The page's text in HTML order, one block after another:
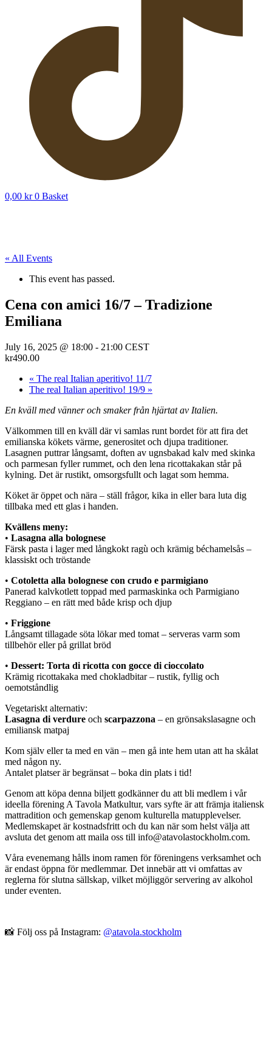
0,00 kr 0 Basket
« All Events
This event has passed.
Cena con amici 16/7 – Tradizione
Emiliana
July 16, 2025 @ 18:00 - 21:00 CEST
kr490.00
« The real Italian aperitivo! 11/7
The real Italian aperitivo! 19/9 »
En kväll med vänner och smaker från hjärtat av Italien.
Välkommen till en kväll där vi samlas runt bordet för att fira det
emilianska kökets värme, generositet och djupa traditioner.
Lasagnen puttrar långsamt, doften av ugnsbakad kalv med skinka
och parmesan fyller rummet, och den lena ricottakakan står på
kylning. Det är rustikt, omsorgsfullt och lagat som hemma.
Köket är öppet och nära – ställ frågor, kika in eller bara luta dig
tillbaka med ett glas i handen.
Kvällens meny:
• Lasagna alla bolognese
Färsk pasta i lager med långkokt ragù och krämig béchamelsås –
klassiskt och tröstande
• Cotoletta alla bolognese con crudo e parmigiano
Panerad kalvkotlett toppad med parmaskinka och Parmigiano
Reggiano – en rätt med både krisp och djup
• Friggione
Långsamt tillagade söta lökar med tomat – serveras varm som
tillbehör eller på grillat bröd
• Dessert: Torta di ricotta con gocce di cioccolato
Krämig ricottakaka med chokladbitar – rustik, fyllig och
oemotståndlig
Vegetariskt alternativ:
Lasagna di verdure och scarpazzona – en grönsakslasagne och
emiliansk matpaj
Kom själv eller ta med en vän – men gå inte hem utan att ha skålat
med någon ny.
Antalet platser är begränsat – boka din plats i tid!
Genom att köpa denna biljett godkänner du att bli medlem i vår
ideella förening A Tavola Matkultur, vars syfte är att främja italiensk
mattradition och gemenskap genom kulturella matupplevelser.
Medlemskapet är kostnadsfritt och du kan när som helst välja att
avsluta det genom att maila oss till info@atavolastockholm.com.
Våra evenemang hålls inom ramen för föreningens verksamhet och
är endast öppna för medlemmar. Det innebär att vi omfattas av
reglerna för slutna sällskap, vilket möjliggör servering av alkohol
under eventen.
📸 Följ oss på Instagram: @atavola.stockholm